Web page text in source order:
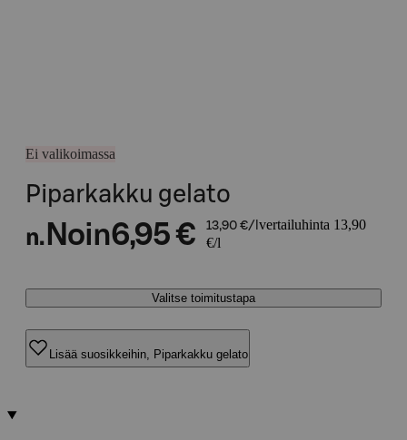
Ei valikoimassa
Piparkakku gelato
n. Noin6,95 € 13,90 €/l vertailuhinta 13,90
€/l
Valitse toimitustapa
Lisää suosikkeihin, Piparkakku gelato